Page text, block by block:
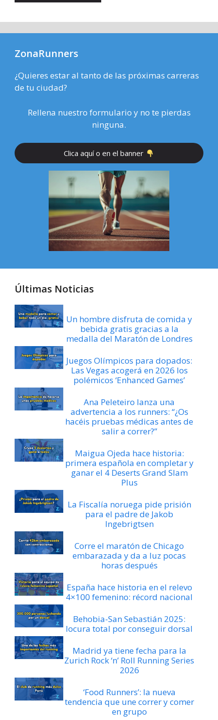
ZonaRunners
¿Quieres estar al tanto de las próximas carreras
de tu ciudad?
Rellena nuestro formulario y no te pierdas
ninguna.
Clica aquí o en el banner
Últimas Noticias
Un hombre disfruta de comida y
bebida gratis gracias a la
medalla del Maratón de Londres
Juegos Olímpicos para dopados:
Las Vegas acogerá en 2026 los
polémicos ‘Enhanced Games’
Ana Peleteiro lanza una
advertencia a los runners: “¿Os
hacéis pruebas médicas antes de
salir a correr?”
Maigua Ojeda hace historia:
primera española en completar y
ganar el 4 Deserts Grand Slam
Plus
La Fiscalía noruega pide prisión
para el padre de Jakob
Ingebrigtsen
Corre el maratón de Chicago
embarazada y da a luz pocas
horas después
España hace historia en el relevo
4×100 femenino: récord nacional
Behobia-San Sebastián 2025:
locura total por conseguir dorsal
Madrid ya tiene fecha para la
Zurich Rock ‘n’ Roll Running Series
2026
‘Food Runners’: la nueva
tendencia que une correr y comer
en grupo